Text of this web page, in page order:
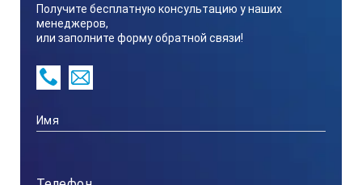
Получите бесплатную консультацию у наших
менеджеров,
или заполните форму обратной связи!